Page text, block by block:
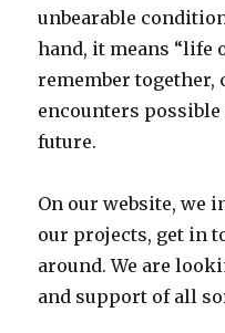
unbearable
hand, it means “life
remember together,
encounters possible
future.
On our website, we
our projects, get in
around. We are
and support of all